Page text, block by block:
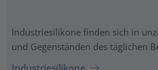
Industriesilikone finden sich in
und Gegenständen des täglichen